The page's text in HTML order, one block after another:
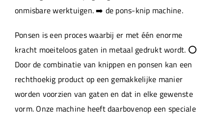
Machinepark
Werken bij
onmisbare werktuigen. ➡️ de pons-knip machine.
Ponsen is een proces waarbij er met één enorme
kracht moeiteloos gaten in metaal gedrukt wordt. ⭕
Door de combinatie van knippen en ponsen kan een
rechthoekig product op een gemakkelijke manier
worden voorzien van gaten en dat in elke gewenste
vorm. Onze machine heeft daarbovenop een speciale